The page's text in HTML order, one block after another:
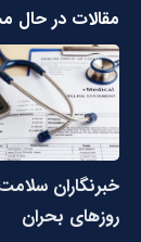
مقالات در حال
خبرنگاران
روزهای بحران